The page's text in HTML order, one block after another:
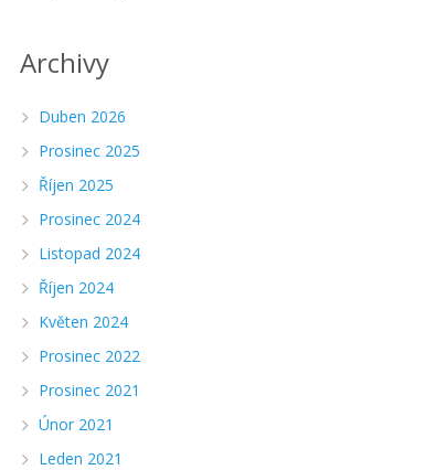
Archivy
Duben 2026
Prosinec 2025
Říjen 2025
Prosinec 2024
Listopad 2024
Říjen 2024
Květen 2024
Prosinec 2022
Prosinec 2021
Únor 2021
Leden 2021